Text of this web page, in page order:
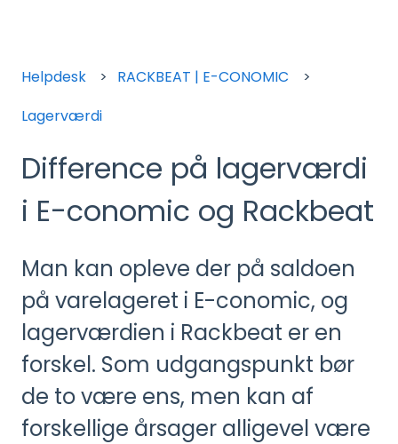
Helpdesk
RACKBEAT | E-CONOMIC
Lagerværdi
Difference på lagerværdi
i E-conomic og Rackbeat
Man kan opleve der på saldoen
på varelageret i E-conomic, og
lagerværdien i Rackbeat er en
forskel. Som udgangspunkt bør
de to være ens, men kan af
forskellige årsager alligevel være